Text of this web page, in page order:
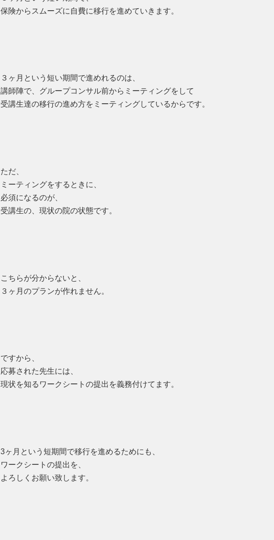
保険からスムーズに自費に移行を進めていきます。
３ヶ月という短い期間で進めれるのは、
講師陣で、グループコンサル前からミーティングをして
受講生達の移行の進め方をミーティングしているからです。
ただ、
ミーティングをするときに、
必須になるのが、
受講生の、現状の院の状態です。
こちらが分からないと、
３ヶ月のプランが作れません。
ですから、
応募された先生には、
現状を知るワークシートの提出を義務付けてます。
3ヶ月という短期間で移行を進めるためにも、
ワークシートの提出を、
よろしくお願い致します。